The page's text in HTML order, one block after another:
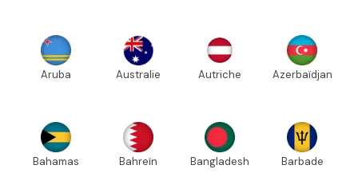
Aruba Australie Autriche Azerbaïdjan
Bahamas Bahreïn Bangladesh Barbade